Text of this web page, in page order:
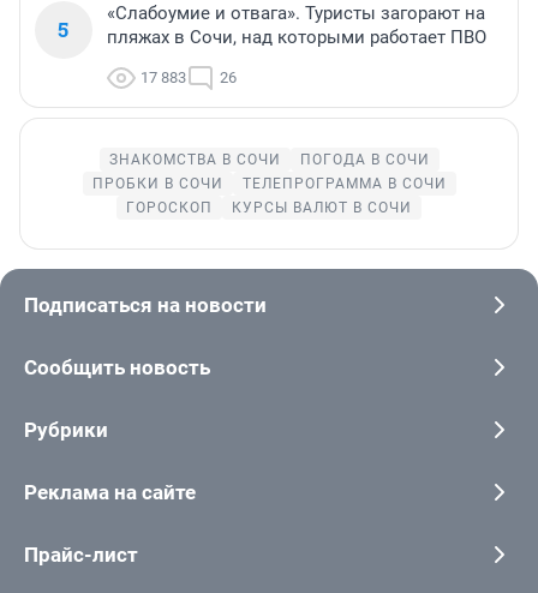
5
«Слабоумие и отвага». Туристы загорают на
пляжах в Сочи, над которыми работает ПВО
17 883 26
ЗНАКОМСТВА В СОЧИ
ПОГОДА В СОЧИ
ПРОБКИ В СОЧИ
ТЕЛЕПРОГРАММА В СОЧИ
ГОРОСКОП
КУРСЫ ВАЛЮТ В СОЧИ
Подписаться на новости
Сообщить новость
Рубрики
Реклама на сайте
Прайс-лист